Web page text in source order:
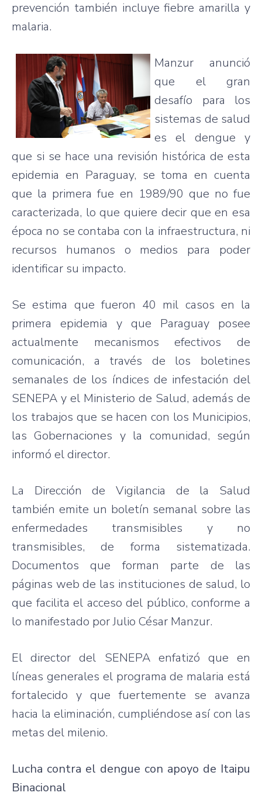
prevención también incluye fiebre amarilla y
malaria.
Manzur
anunció
que el gran
desafío
para los
sistemas de salud
es el dengue y
que si se hace una revisión histórica de esta
epidemia en Paraguay, se toma encuenta
que la primera fue en 1989/90 que nofue
caracterizada, loque quiere decir que enesa
época no secontaba con la infraestructura, ni
recursos
humanos o medios para
poder
identificar su impacto.
Seestima que fueron 40 mil casos en la
primera
epidemia y que Paraguay posee
actualmente
mecanismos efectivos de
comunicación, a través de los boletines
semanales de los índices de infestación del
SENEPA y el Ministerio de Salud, además de
los trabajos que se hacen con los Municipios,
las Gobernaciones y la comunidad, según
informó el director.
La Dirección deVigilancia de la Salud
también emite un boletín semanal sobre las
enfermedades
transmisibles y no
transmisibles, de forma sistematizada.
Documentos
que forman parte de las
páginas web de las instituciones de salud, lo
que facilita el acceso del público,conforme a
lo manifestado porJulio César Manzur.
El director del SENEPA enfatizó que en
líneas generales el programa de malariaestá
fortalecido y que fuertemente se avanza
hacia la eliminación, cumpliéndose asícon las
metas del milenio.
Lucha contra el dengue con apoyo de Itaipu
Binacional